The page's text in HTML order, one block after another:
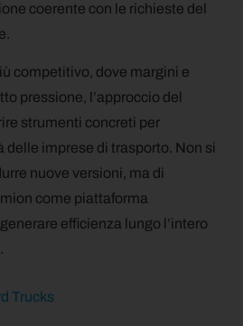
coerente con le richieste del
competitivo, dove margini e
pressione, l’approccio del
strumenti concreti per
imprese di trasporto. Non si
nuove versioni, ma di
come piattaforma
efficienza lungo l’intero
Trucks